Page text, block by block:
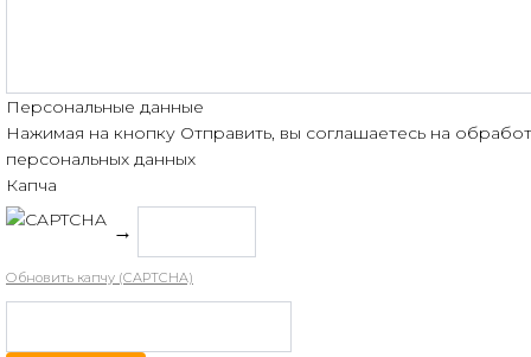
Персональные данные
Нажимая на кнопку Отправить, вы соглашаетесь на
персональных данных
Капча
→
Обновить капчу (CAPTCHA)